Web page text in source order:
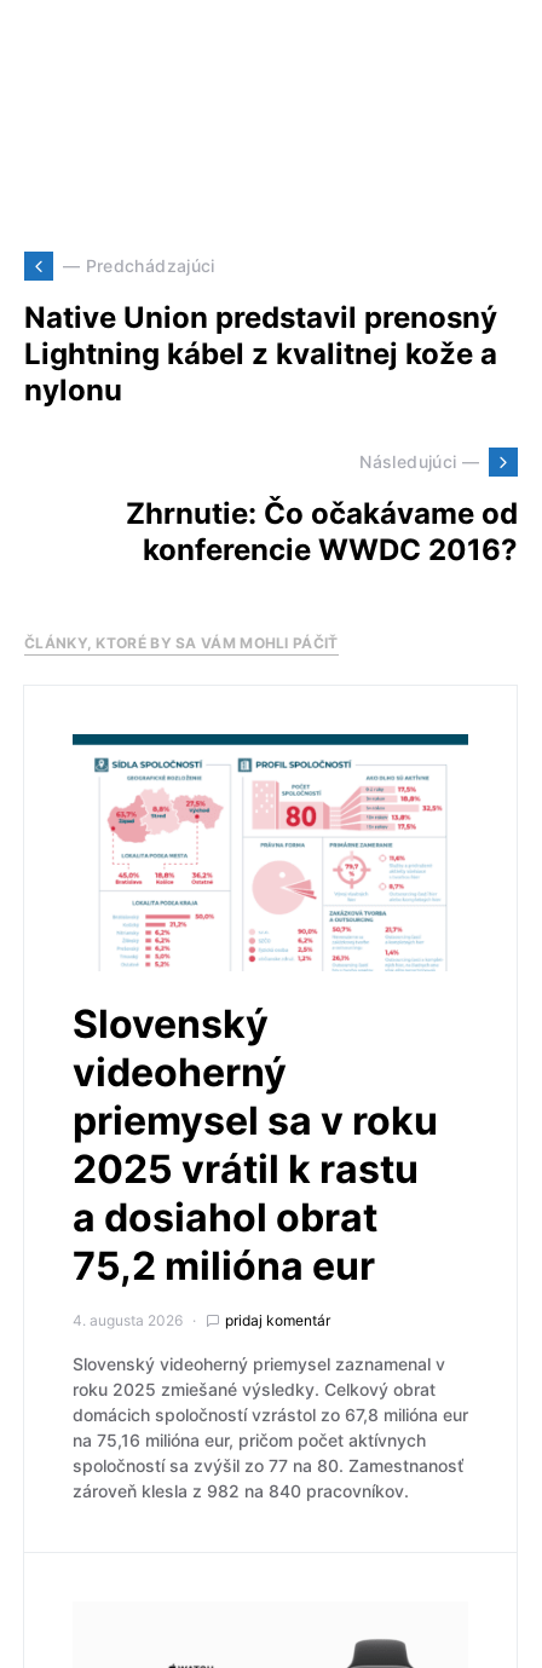
— Predchádzajúci
Native Union predstavil prenosný
Lightning kábel z kvalitnej kože a
nylonu
Následujúci —
Zhrnutie: Čo očakávame od
konferencie WWDC 2016?
ČLÁNKY, KTORÉ BY SA VÁM MOHLI PÁČIŤ
Slovenský
videoherný
priemysel sa v roku
2025 vrátil k rastu
a dosiahol obrat
75,2 milióna eur
4. augusta 2026 pridaj komentár
Slovenský videoherný priemysel zaznamenal v
roku 2025 zmiešané výsledky. Celkový obrat
domácich spoločností vzrástol zo 67,8 milióna eur
na 75,16 milióna eur, pričom počet aktívnych
spoločností sa zvýšil zo 77 na 80. Zamestnanosť
zároveň klesla z 982 na 840 pracovníkov.